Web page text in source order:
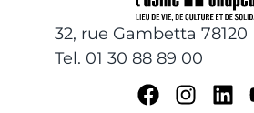
32, rue Gambetta
Tel. 01 30 88 89 00